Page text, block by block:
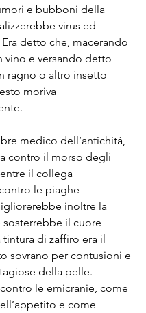
e bubboni della
virus ed
Era detto che, macerando
vino e versando detto
ragno o altro insetto
moriva
medico dell’antichità,
contro il morso degli
il collega
le piaghe
inoltre la
il cuore
tintura di zaffiro era il
sovrano per contusioni e
della pelle.
le emicranie, come
e come